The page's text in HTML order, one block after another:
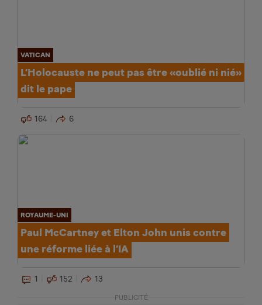
VATICAN
L’Holocauste ne peut pas être «oublié ni nié»
dit le pape
164 6
ROYAUME-UNI
Paul McCartney et Elton John unis contre
une réforme liée à l’IA
1 152 13
PUBLICITÉ